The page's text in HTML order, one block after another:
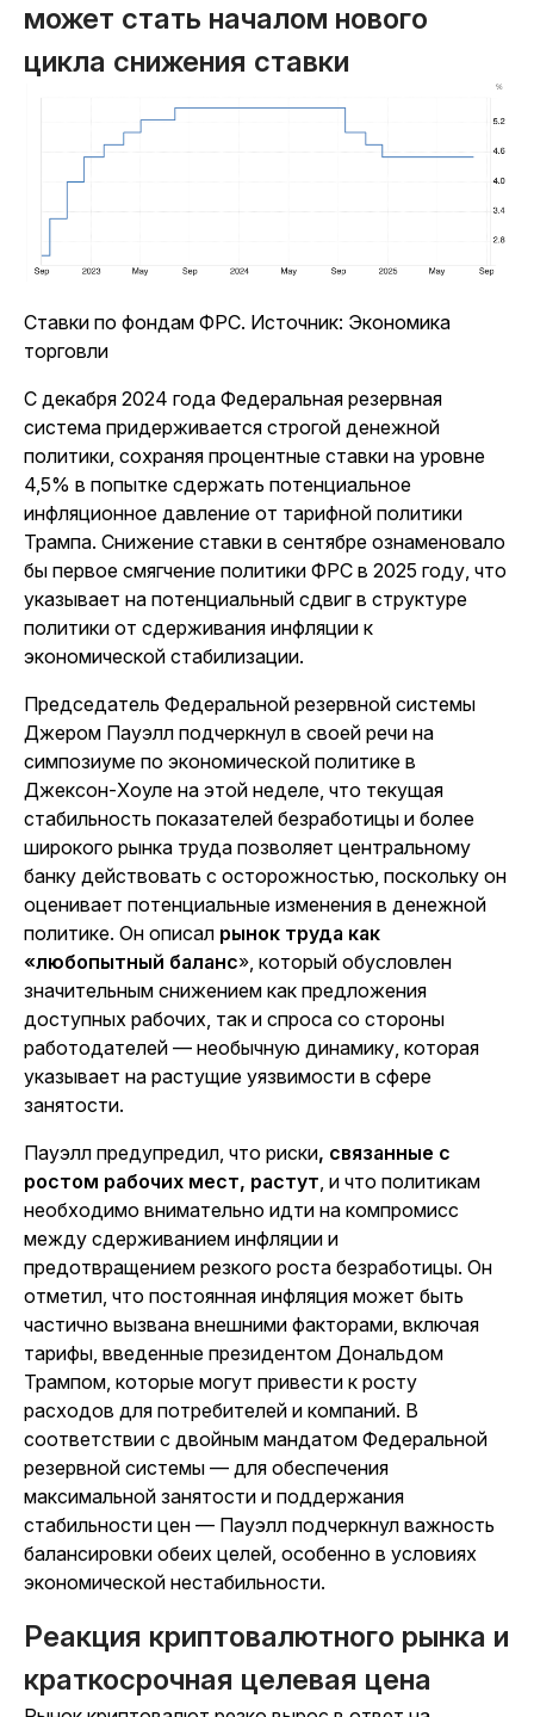
может стать началом нового
цикла снижения ставки
Ставки по фондам ФРС. Источник: Экономика
торговли
С декабря 2024 года Федеральная резервная
система придерживается строгой денежной
политики, сохраняя процентные ставки на уровне
4,5% в попытке сдержать потенциальное
инфляционное давление от тарифной политики
Трампа. Снижение ставки в сентябре ознаменовало
бы первое смягчение политики ФРС в 2025 году, что
указывает на потенциальный сдвиг в структуре
политики от сдерживания инфляции к
экономической стабилизации.
Председатель Федеральной резервной системы
Джером Пауэлл подчеркнул в своей речи на
симпозиуме по экономической политике в
Джексон-Хоуле на этой неделе, что текущая
стабильность показателей безработицы и более
широкого рынка труда позволяет центральному
банку действовать с осторожностью, поскольку он
оценивает потенциальные изменения в денежной
политике. Он описал рынок труда как
«любопытный баланс», который обусловлен
значительным снижением как предложения
доступных рабочих, так и спроса со стороны
работодателей — необычную динамику, которая
указывает на растущие уязвимости в сфере
занятости.
Пауэлл предупредил, что риски, связанные с
ростом рабочих мест, растут , и что политикам
необходимо внимательно идти на компромисс
между сдерживанием инфляции и
предотвращением резкого роста безработицы. Он
отметил, что постоянная инфляция может быть
частично вызвана внешними факторами, включая
тарифы, введенные президентом Дональдом
Трампом, которые могут привести к росту
расходов для потребителей и компаний. В
соответствии с двойным мандатом Федеральной
резервной системы — для обеспечения
максимальной занятости и поддержания
стабильности цен — Пауэлл подчеркнул важность
балансировки обеих целей, особенно в условиях
экономической нестабильности.
Реакция криптовалютного рынка и
краткосрочная целевая цена